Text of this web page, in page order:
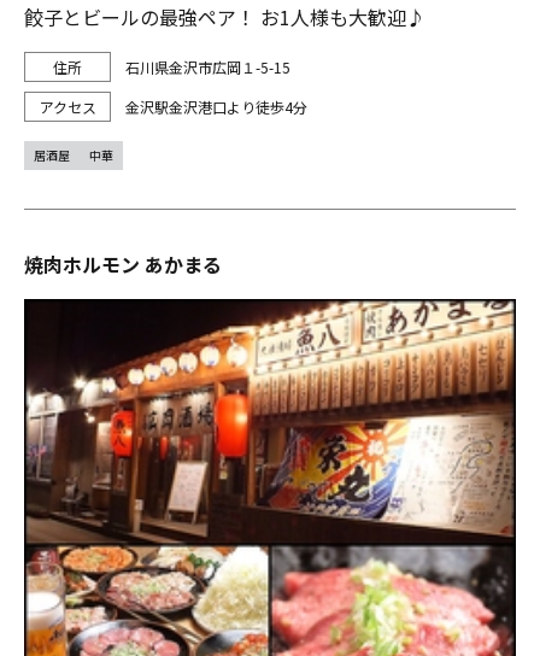
餃子とビールの最強ペア！ お1人様も大歓迎♪
石川県金沢市広岡１-5-15
金沢駅金沢港口より徒歩4分
居酒屋 中華
焼肉ホルモン あかまる